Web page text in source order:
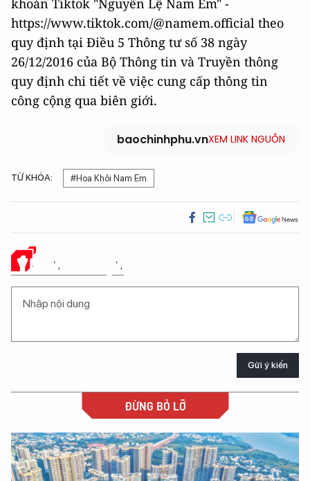
https://www.tiktok.com/@namem.official theo
quy định tại Điều 5 Thông tư số 38 ngày
26/12/2016 của Bộ Thông tin và Truyền thông
quy định chi tiết về việc cung cấp thông tin
công cộng qua biên giới.
baochinhphu.vnXEM LINK NGUỒN
TỪ KHÓA: #Hoa Khôi Nam Em
Ý KIẾN CỦA BẠN
Gửi ý kiến
ĐỪNG BỎ LỠ